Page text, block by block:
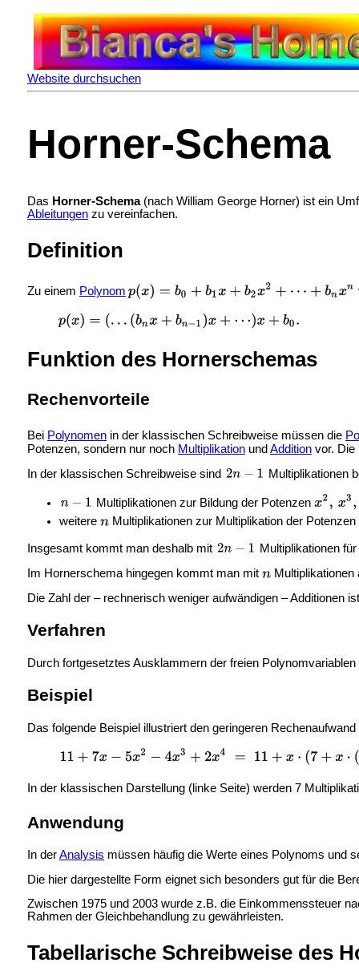
Website durchsuchen
Horner-Schema
Das Horner-Schema(nach William George Horner) ist ein
Ableitungenzu vereinfachen.
Definition
Zu einem Polynom
Funktion des Hornerschemas
Rechenvorteile
Bei Polynomenin der klassischen Schreibweise müssen die
Potenzen, sondern nur noch MultiplikationundAdditionvor. Die
In der klassischen Schreibweise sind
Multiplikationen
Multiplikationen zur Bildung der Potenzen
weitere
Multiplikationen zur Multiplikation der Potenzen
Insgesamt kommt man deshalb mit
Multiplikationen
Im Hornerschema hingegen kommt man mit
Multiplikationen
Die Zahl der – rechnerisch weniger aufwändigen – Additionen
Verfahren
Durch fortgesetztes Ausklammern der freien Polynomvariablen
Beispiel
Das folgende Beispiel illustriert den geringeren
In der klassischen Darstellung (linke Seite) werden 7
Anwendung
In derAnalysis müssen häufig die Werte eines Polynoms und
Die hier dargestellte Form eignet sich besonders gut für die
Zwischen 1975 und 2003 wurde z.B. die Einkommenssteuer
Rahmen der Gleichbehandlung zu gewährleisten.
Tabellarische Schreibweise des